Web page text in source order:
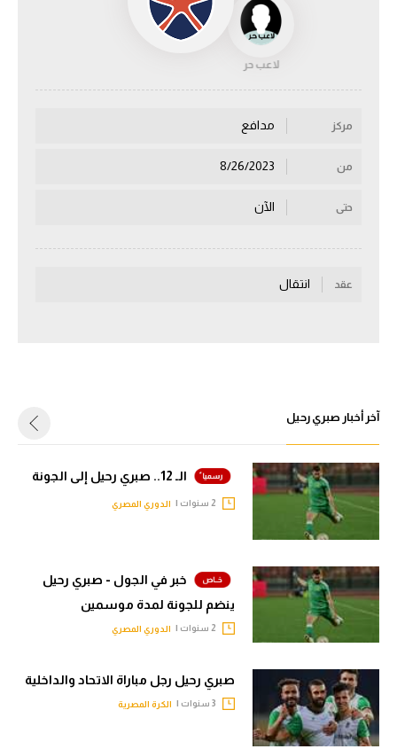
دوري أبطال إفريقيا
أقسام
منتخب مصر
القسم الثاني
رياضات أخرى
أمم إفريقيا
كرة السلة الأمريكية
كرة سلة
كرة طائرة
الوطن العربي
لاعب حر
مركز مدافع
من
حتى الآن
عقد انتقال
آخر أخبار صبري رحيل
الـ 12.. صبري رحيل إلى الجونة
الدوري المصري
خبر في الجول - صبري رحيل
ينضم للجونة لمدة موسمين
الدوري المصري
صبري رحيل رجل مباراة الاتحاد والداخلية
الكرة المصرية